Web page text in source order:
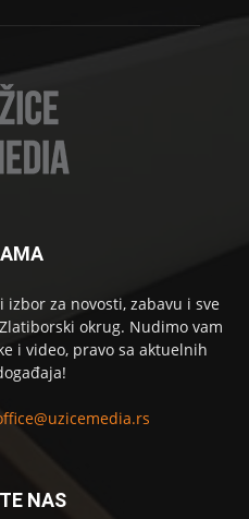
za novosti, zabavu i sve
okrug. Nudimo vam
i video, pravo sa aktuelnih
NAS